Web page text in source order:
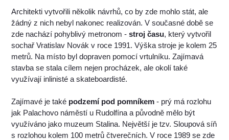
Architekti vytvořili několik návrhů, co by zde mohlo stát, ale
žádný z nich nebyl nakonec realizován. V současné době se
zde nachází pohyblivý metronom -stroj času, který vytvořil
sochař Vratislav Novák v roce 1991. Výška stroje je kolem 25
metrů. Na místo byl dopraven pomocí vrtulníku. Zajímavá
stavba se stala cílem nejen procházek, ale okolí také
využívají inlinisté a skateboardisté.
Zajímavé je také podzemí pod pomníkem - prý má rozlohu
jak Palachovo náměstí u Rudolfína a původně mělo být
využíváno jako muzeum Stalina. Největší je tzv. Sloupová síň
s rozlohou kolem 100 metrů čtverečních. V roce 1989 se zde